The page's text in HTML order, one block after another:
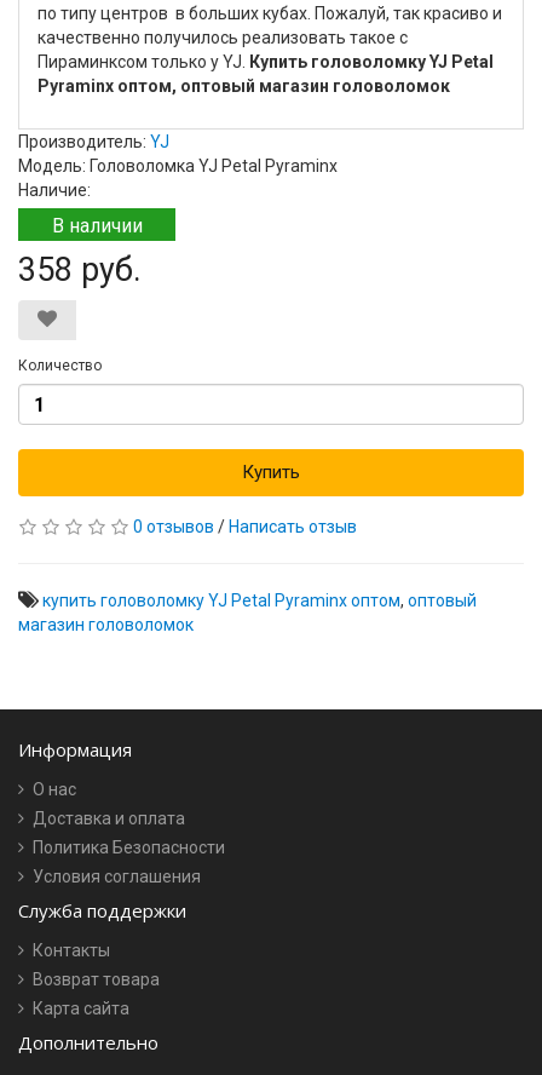
по типу центров в больших кубах. Пожалуй, так красиво и
качественно получилось реализовать такое с
Пираминксом только у YJ.
Купить головоломку YJ Petal
Pyraminx оптом, оптовый магазин головоломок
Производитель: YJ
Модель: Головоломка YJ Petal Pyraminx
Наличие:
В наличии
358 руб.
Количество
Купить
0 отзывов / Написать отзыв
купить головоломку YJ Petal Pyraminx оптом, оптовый
магазин головоломок
Информация
О нас
Доставка и оплата
Политика Безопасности
Условия соглашения
Служба поддержки
Контакты
Возврат товара
Карта сайта
Дополнительно